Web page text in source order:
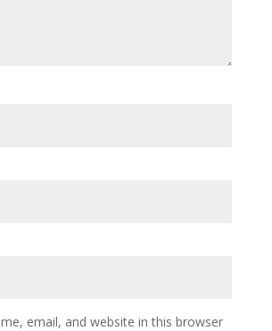
email, and website in this browser